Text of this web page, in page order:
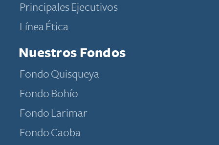
Principales Ejecutivos
​​​​​​​​​​​​​​​​​​​​​​​​​​​​​Línea Ética
Nuestros Fondos
Fondo Quisqueya
Fondo Bohío
Fondo Larimar
Fondo Caoba